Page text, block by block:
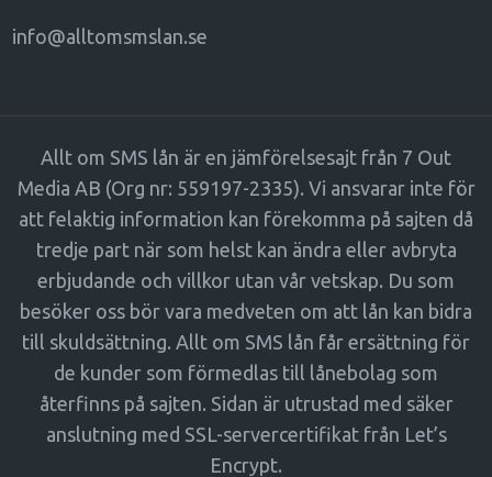
info@alltomsmslan.se
Allt om SMS lån är en jämförelsesajt från 7 Out
Media AB (Org nr: 559197-2335). Vi ansvarar inte för
att felaktig information kan förekomma på sajten då
tredje part när som helst kan ändra eller avbryta
erbjudande och villkor utan vår vetskap. Du som
besöker oss bör vara medveten om att lån kan bidra
till skuldsättning. Allt om SMS lån får ersättning för
de kunder som förmedlas till lånebolag som
återfinns på sajten. Sidan är utrustad med säker
anslutning med SSL-servercertifikat från Let’s
Encrypt.